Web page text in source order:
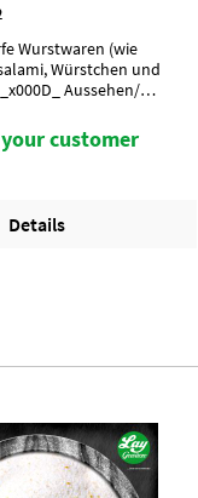
Wurstwaren (wie
Würstchen und
Aussehen/
je kg10 g je kg
Btl. je Krt. (DF 100) /
StatusHaram
customer
Details